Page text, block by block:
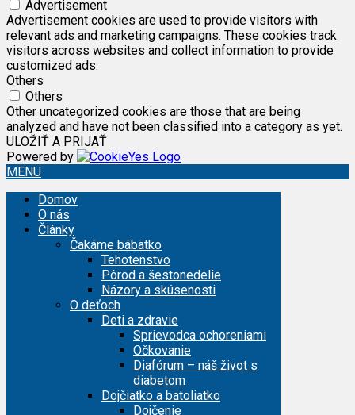
Advertisement
Advertisement cookies are used to provide visitors with
relevant ads and marketing campaigns. These cookies track
visitors across websites and collect information to provide
customized ads.
Others
Others
Other uncategorized cookies are those that are being
analyzed and have not been classified into a category as yet.
ULOŽIŤ A PRIJAŤ
Powered by
MENU
Domov
O nás
Články
Čakáme bábätko
Tehotenstvo
Pôrod a šestonedelie
Názory a skúsenosti
O deťoch
Deti a zdravie
Sprievodca ochoreniami
Očkovanie
Diafórum – náš život s
diabetom
Dojčiatko a batoliatko
Dojčenie